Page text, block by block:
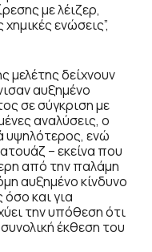
με λέιζερ,
ενώσεις”,
μελέτης δείχνουν
αυξημένο
σε σύγκριση με
αναλύσεις, ο
υψηλότερος, ενώ
– εκείνα που
από την παλάμη
αυξημένο κίνδυνο
και για
την υπόθεση ότι
έκθεση του